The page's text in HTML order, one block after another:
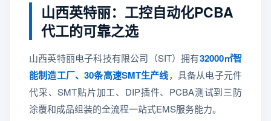
山西英特丽：工控自动化PCBA
代工的可靠之选
山西英特丽电子科技有限公司（SIT）拥有32000㎡智
能制造工厂、30条高速SMT生产线，具备从电子元件
代采、SMT贴片加工、DIP插件、PCBA测试到三防
涂覆和成品组装的全流程一站式EMS服务能力。